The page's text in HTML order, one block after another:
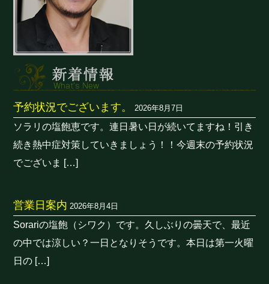
予約状況でございます。 2026年8月7日
ソラリの塩飽恵です。連日暑い日が続いてますね！引き
続き熱中症対策していきましょう！！今週末の予約状況
でございま […]
営業日案内 2026年8月4日
Sorariの塩飽（シワク）です。久しぶりの曇天で、最近
の中では涼しい？一日となりそうです。本日は第一火曜
日の […]